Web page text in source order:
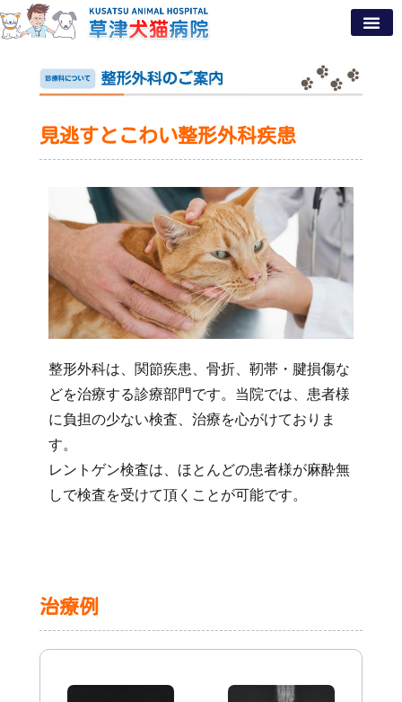
見逃すとこわい整形外科疾患
整形外科は、関節疾患、骨折、靭帯・腱損傷な
どを治療する診療部門です。当院では、患者様
に負担の少ない検査、治療を心がけておりま
す。
レントゲン検査は、ほとんどの患者様が麻酔無
しで検査を受けて頂くことが可能です。
治療例